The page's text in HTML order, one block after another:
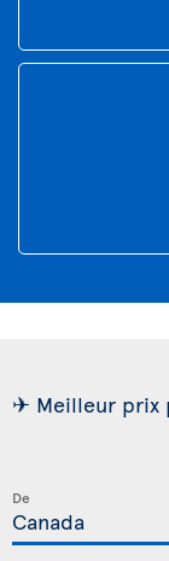
✈ Meilleur prix
De